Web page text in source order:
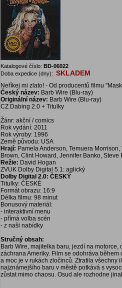
Katalogové číslo: BD-06022
Doba expedice (dny): SKLADEM
Neříkej mi zlato! - Od producentů filmu
Český název: Barb Wire (Blu-ray)
Originální název: Barb Wire (Blu-ray)
CZ Dabing 2.0 + Titulky
Žánr: akční / comics
Rok vydání: 2011
Rok výroby: 1996
Země původu: USA
Hrají: Pamela Anderson, Temuera
Brown, Clint Howard, Jennifer Banko, Steve
Režie: David Hogan
ZVUK Dolby Digital 5.1: aglický
Dolby Digital 2.0: ČESKÝ
Titulky: ČESKÉ
Formát obrazu: 16:9
Délka filmu: 98 minut
Bonusový materiál:
- interaktivní menu
- přímá volba scén
- z naši nabídky
Stručný obsah:
Barb Wire, majitelka baru, jezdí na
záchrana Ameriky. Film se odohráva
a moc je v rukách zločinců. Ztratila všechny
najznámejšího baru v městě potkává s
zůstat mimo chaosu. Osud ale rozhodne